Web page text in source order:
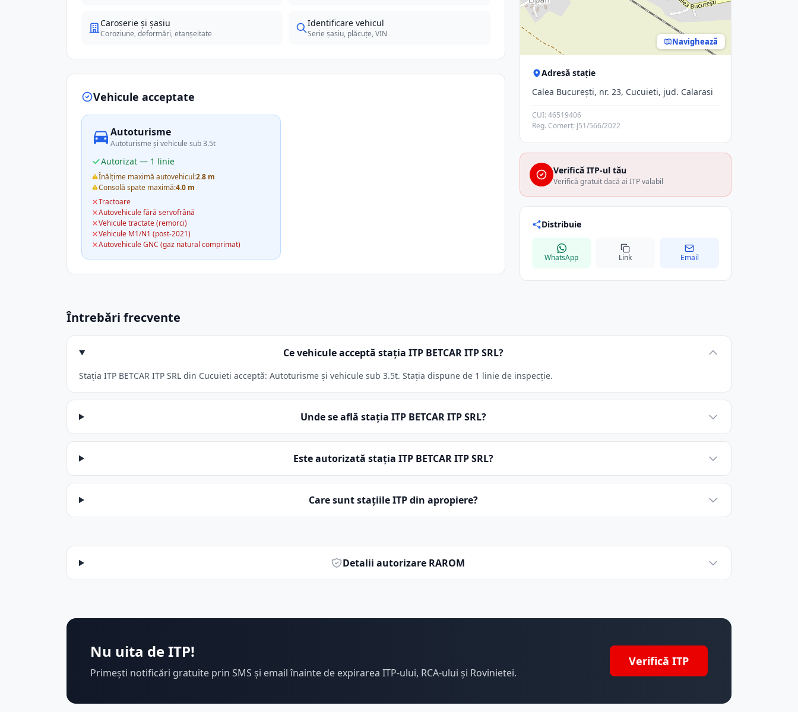
Caroserie și șasiu
Coroziune, deformări, etanșeitate
Identificare vehicul
Serie șasiu, plăcuțe, VIN
Vehicule acceptate
Autoturisme
Autoturisme și vehicule sub 3.5t
Autorizat — 1 linie
Înălțime maximă autovehicul:2.8 m
Consolă spate maximă:4.0 m
Tractoare
Autovehicule fără servofrână
Vehicule tractate (remorci)
Vehicule M1/N1 (post-2021)
Autovehicule GNC (gaz natural comprimat)
Navighează
Adresă stație
Calea Bucureşti, nr. 23, Cucuieti, jud. Calarasi
CUI: 46519406
Reg. Comerț: J51/566/2022
Verifică ITP-ul tău
Verifică gratuit dacă ai ITP valabil
Distribuie
WhatsApp Link Email
Întrebări frecvente
Ce vehicule acceptă stația ITP BETCAR ITP SRL?
Stația ITP BETCAR ITP SRL din Cucuieti acceptă: Autoturisme și vehicule sub 3.5t. Stația dispune de 1 linie de inspecție.
Unde se află stația ITP BETCAR ITP SRL?
Este autorizată stația ITP BETCAR ITP SRL?
Care sunt stațiile ITP din apropiere?
Detalii autorizare RAROM
Nu uita de ITP!
Primești notificări gratuite prin SMS și email înainte de expirarea ITP-ului, RCA-ului și Rovinietei.
Verifică ITP